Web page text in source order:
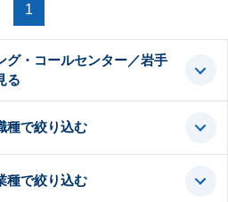
1
グ・コールセンター／岩手
る
種で絞り込む
種で絞り込む